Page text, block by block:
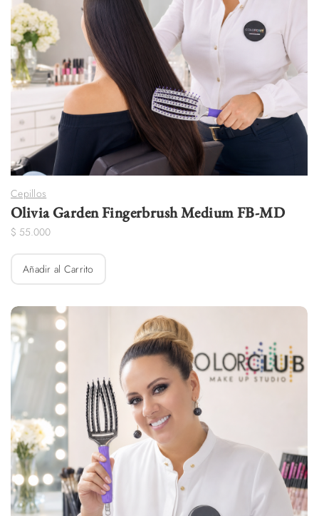
Cepillos
Olivia Garden Fingerbrush Medium FB-MD
$55.000